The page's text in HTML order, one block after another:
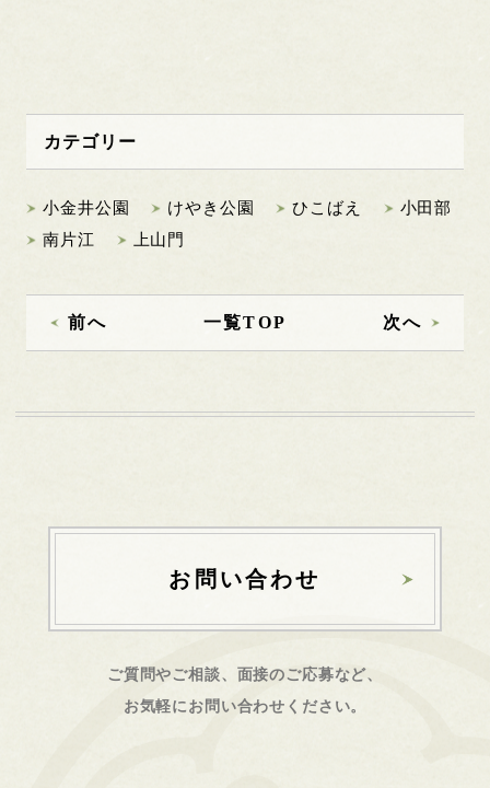
カテゴリー
小金井公園 けやき公園 ひこばえ
小田部
南片江
上山門
前へ 一覧TOP 次へ
お問い合わせ
ご質問やご相談、面接のご応募など、
お気軽にお問い合わせください。